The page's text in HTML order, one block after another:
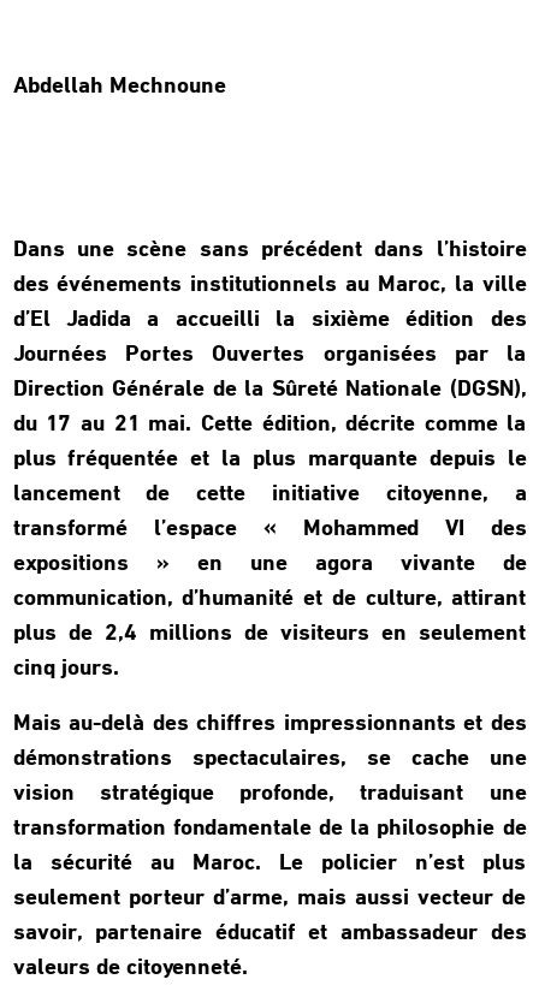
Abdellah Mechnoune
Dans une scène sans précédent dans l’histoire
des événements institutionnels au Maroc, la ville
d’El Jadida a accueilli la sixième édition des
Journées Portes Ouvertes organisées par la
Direction Générale de la Sûreté Nationale (DGSN),
du 17 au 21 mai. Cette édition, décrite comme la
plus fréquentée et la plus marquante depuis le
lancement de cette initiative citoyenne, a
transformé l’espace « Mohammed VI des
expositions » en une agora vivante de
communication, d’humanité et de culture, attirant
plus de 2,4 millions de visiteurs en seulement
cinq jours.
Mais au-delà des chiffres impressionnants et des
démonstrations spectaculaires, se cache une
vision stratégique profonde, traduisant une
transformation fondamentale de la philosophie de
la sécurité au Maroc. Le policier n’est plus
seulement porteur d’arme, mais aussi vecteur de
savoir, partenaire éducatif et ambassadeur des
valeurs de citoyenneté.